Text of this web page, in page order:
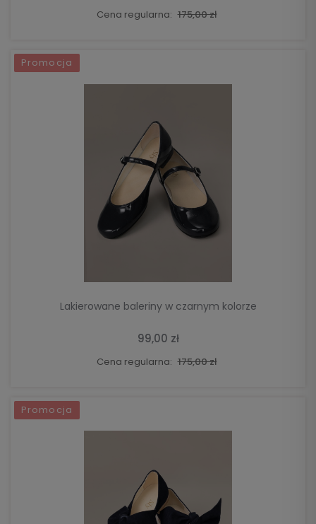
Cena regularna: 175,00 zł
Lakierowane baleriny w czarnym kolorze
99,00 zł
Cena regularna: 175,00 zł
DO KOSZYKA
Promocja
Promocja